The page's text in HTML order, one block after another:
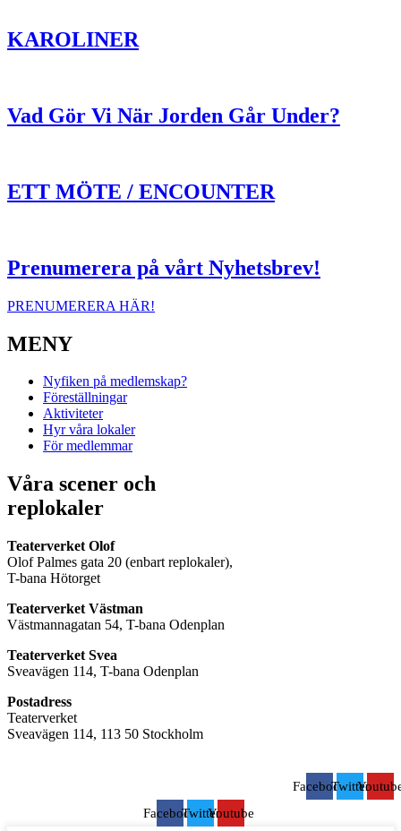
KAROLINER
Vad Gör Vi När Jorden Går Under?
ETT MÖTE / ENCOUNTER
Prenumerera på vårt Nyhetsbrev!
PRENUMERERA HÄR!
MENY
Nyfiken på medlemskap?
Föreställningar
Aktiviteter
Hyr våra lokaler
För medlemmar
Våra scener och
replokaler
Teaterverket Olof
Olof Palmes gata 20 (enbart replokaler),
T-bana Hötorget
Teaterverket Västman
Västmannagatan 54, T-bana Odenplan
Teaterverket Svea
Sveavägen 114, T-bana Odenplan
Postadress
Teaterverket
Sveavägen 114, 113 50 Stockholm
FacebookTwitter
FacebookTwitterYoutube